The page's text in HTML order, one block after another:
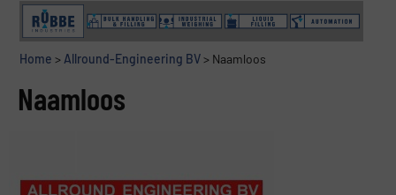
Home >Allround-Engineering BV> Naamloos
Naamloos